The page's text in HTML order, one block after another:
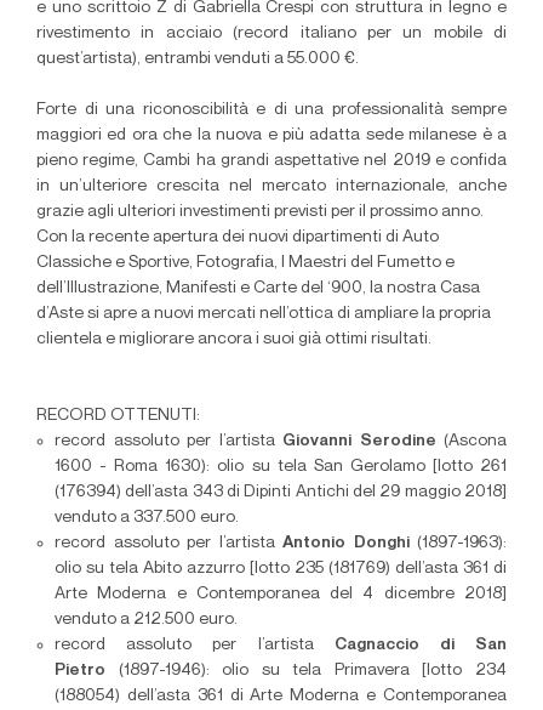
e uno scrittoio Z di Gabriella Crespi con struttura in legno e
rivestimento in acciaio (record italiano per un mobile di
quest’artista), entrambi venduti a 55.000 €.
Forte di una riconoscibilità e di una professionalità sempre
maggiori ed ora che la nuova e più adatta sede milanese è a
pieno regime, Cambi ha grandi aspettative nel 2019 e confida
in un’ulteriore crescita nel mercato internazionale, anche
grazie agli ulteriori investimenti previsti per il prossimo anno.
Con la recente apertura dei nuovi dipartimenti di Auto
Classiche e Sportive, Fotografia, I Maestri del Fumetto e
dell’Illustrazione, Manifesti e Carte del ‘900, la nostra Casa
d’Aste si apre a nuovi mercati nell’ottica di ampliare la propria
clientela e migliorare ancora i suoi già ottimi risultati.
RECORD OTTENUTI:
record assoluto per l’artista Giovanni Serodine (Ascona
1600 - Roma 1630): olio su tela San Gerolamo [lotto 261
(176394) dell’asta 343 di Dipinti Antichi del 29 maggio 2018]
venduto a 337.500 euro.
record assoluto per l’artista Antonio Donghi(1897-1963):
olio su tela Abito azzurro [lotto 235 (181769) dell’asta 361 di
Arte Moderna e Contemporanea del 4 dicembre 2018]
venduto a 212.500 euro.
record assoluto per l’artista Cagnaccio di San
Pietro (1897-1946): olio su tela Primavera [lotto 234
(188054) dell’asta 361 di Arte Moderna e Contemporanea